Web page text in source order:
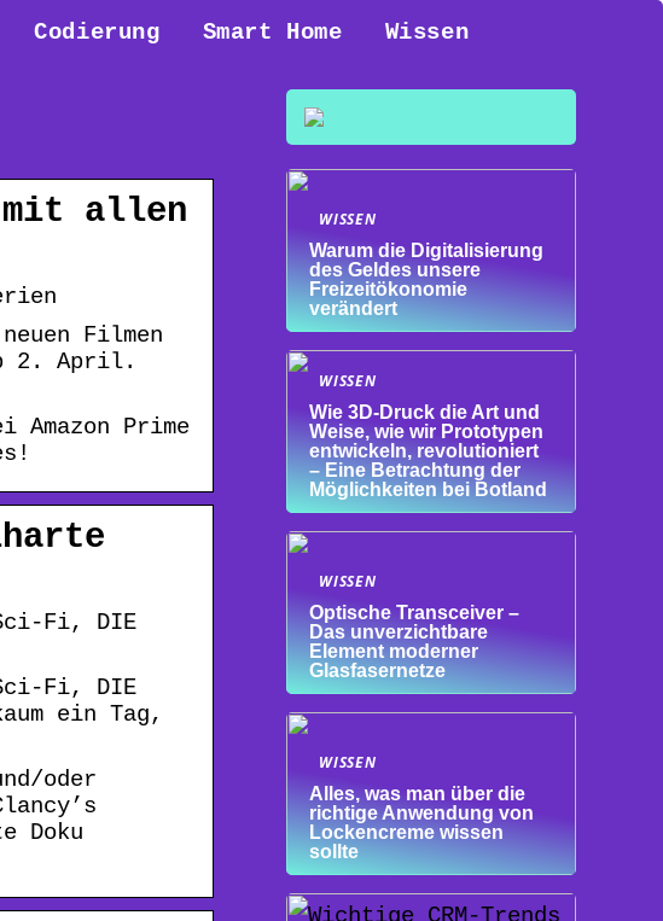
Codierung Smart Home Wissen
mit allen
Filmen
2. April.
Prime
Fi, DIE
Fi, DIE
ein Tag,
oder
Doku
WISSEN
Warum die Digitalisierung
des Geldes unsere
Freizeitökonomie
verändert
WISSEN
Wie 3D-Druck die Art und
Weise, wie wir Prototypen
entwickeln, revolutioniert
– Eine Betrachtung der
Möglichkeiten bei Botland
WISSEN
Optische Transceiver –
Das unverzichtbare
Element moderner
Glasfasernetze
WISSEN
Alles, was man über die
richtige Anwendung von
Lockencreme wissen
sollte